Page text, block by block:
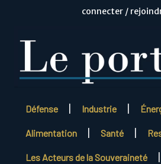
connecter /
Défense Industrie
Alimentation Santé
Les Acteurs de la Souveraineté